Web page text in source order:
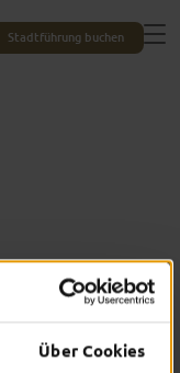
Über Cookies
Stadtführung buchen